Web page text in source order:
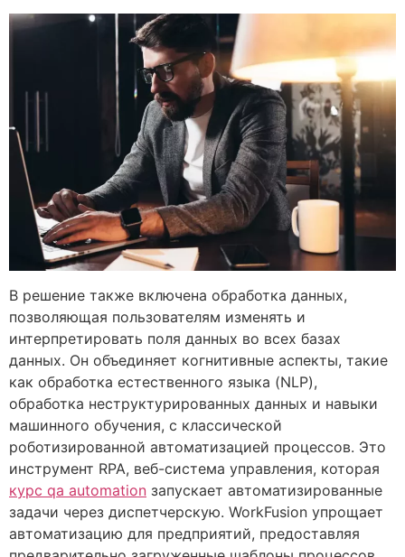
В решение также включена обработка данных,
позволяющая пользователям изменять и
интерпретировать поля данных во всех базах
данных. Он объединяет когнитивные аспекты, такие
как обработка естественного языка (NLP),
обработка неструктурированных данных и навыки
машинного обучения, с классической
роботизированной автоматизацией процессов. Это
инструмент RPA, веб-система управления, которая
курс qa automation запускает автоматизированные
задачи через диспетчерскую. WorkFusion упрощает
автоматизацию для предприятий, предоставляя